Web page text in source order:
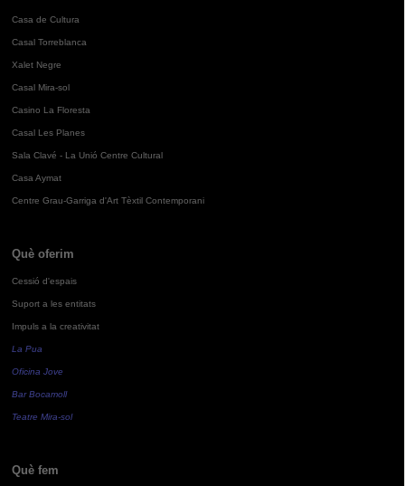
Casa de Cultura
Casal Torreblanca
Xalet Negre
Casal Mira-sol
Casino La Floresta
Casal Les Planes
Sala Clavé - La Unió Centre Cultural
Casa Aymat
Centre Grau-Garriga d'Art Tèxtil Contemporani
Què oferim
Cessió d'espais
Suport a les entitats
Impuls a la creativitat
La Pua
Oficina Jove
Bar Bocamoll
Teatre Mira-sol
Què fem